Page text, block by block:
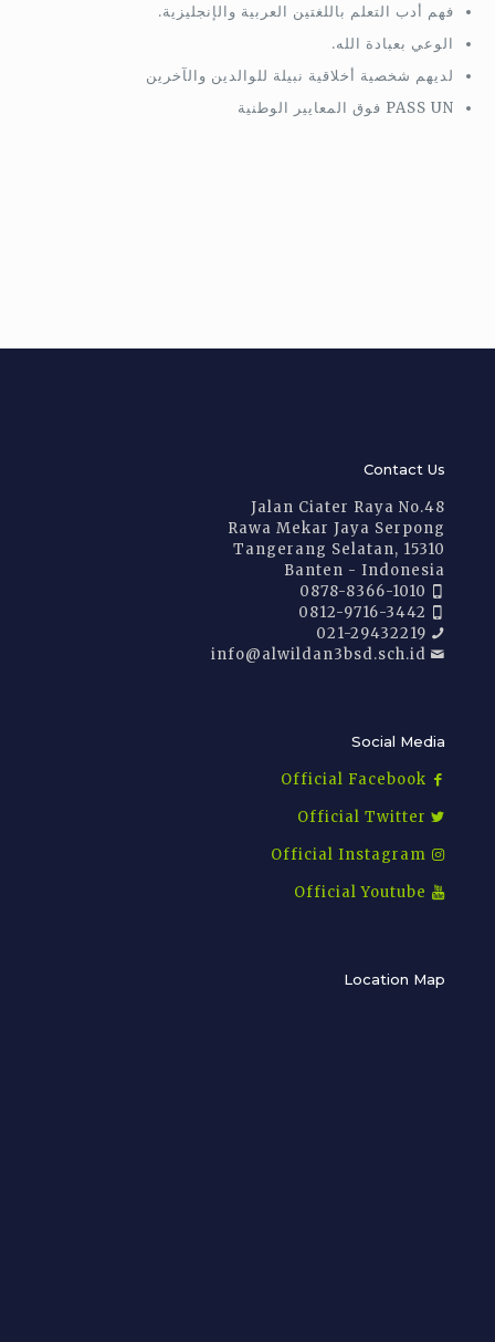
فهم أدب التعلم باللغتين العربية والإنجليزية.
الوعي بعبادة الله.
لديهم شخصية أخلاقية نبيلة للوالدين والآخرين
PASS UN فوق المعايير الوطنية
Contact Us
Jalan Ciater Raya No.48
Rawa Mekar Jaya Serpong
Tangerang Selatan, 15310
Banten - Indonesia
Social Media
Location Map